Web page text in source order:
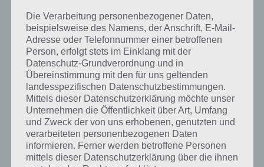
Kapitel 2 Lösung
In Kapitel 2 von The Room Two stehen wir nun vor dem Miniatur-
Schiff. Auch hier gibt es wieder verschiedene Geheimnisse und Rätsel
zu lösen. Auch die Lösung zu Kapitel 2 von The Room 2 haben wir
dabei als Video sowie in Text und Schriftform mit Screenshots für
euch.
Zur Lösung von Kapitel 2 mit Video, Text und Screenshots
The Room 2 Kapitel 3 Lösung
Die Verarbeitung personenbezogener Daten,
beispielsweise des Namens, der Anschrift, E-Mail-
Adresse oder Telefonnummer einer betroffenen
Person, erfolgt stets im Einklang mit der
Datenschutz-Grundverordnung und in
Übereinstimmung mit den für uns geltenden
landesspezifischen Datenschutzbestimmungen.
Mittels dieser Datenschutzerklärung möchte unser
Unternehmen die Öffentlichkeit über Art, Umfang
und Zweck der von uns erhobenen, genutzten und
verarbeiteten personenbezogenen Daten
informieren. Ferner werden betroffene Personen
mittels dieser Datenschutzerklärung über die ihnen